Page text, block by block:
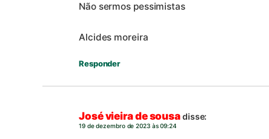
Não sermos pessimistas
Alcides moreira
Responder
José vieira de sousadisse:
19 de dezembro de 2023 às 09:24